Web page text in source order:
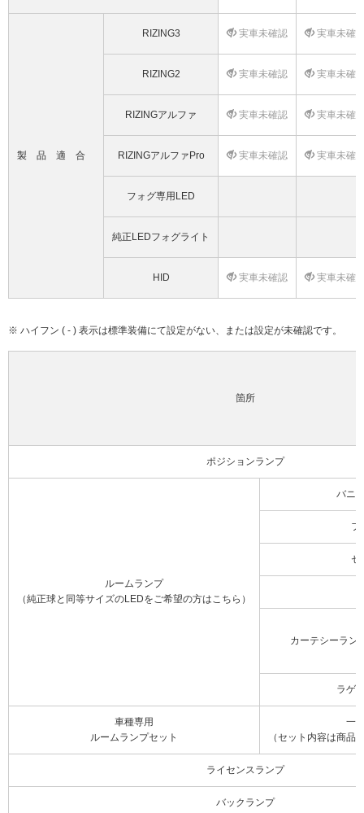
製品適合
RIZING3 実車未確認 実車未確
RIZING2 実車未確認 実車未確
RIZINGアルファ 実車未確認 実車未確
RIZINGアルファPro 実車未確認 実車未確
フォグ専用LED
純正LEDフォグライト
HID 実車未確認 実車未確
※ ハイフン ( - ) 表示は標準装備にて設定がない、または設定が未確認です。
箇所
ポジションランプ
ルームランプ
（純正球と同等サイズのLEDをご希望の方はこちら）
バニ
フ
セ
カーテシーラン
ラゲ
車種専用
ルームランプセット
一
（セット内容は商品
ライセンスランプ
バックランプ